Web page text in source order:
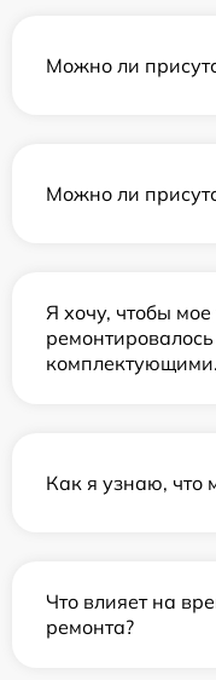
Можно ли
Можно ли
Я хочу, чтобы мое
комплектующими.
Как я узнаю, что
Что влияет на
ремонта?